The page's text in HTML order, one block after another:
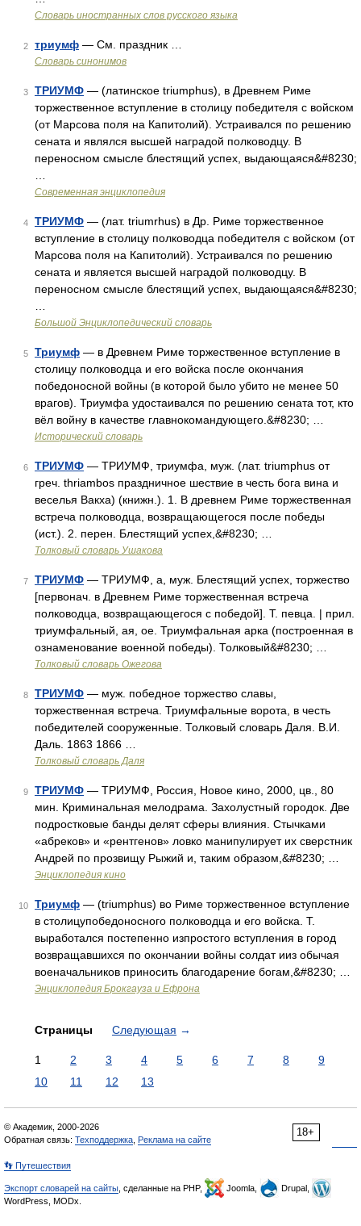
Словарь иностранных слов русского языка
2 триумф — См. праздник …
Словарь синонимов
3 ТРИУМФ — (латинское triumphus), в Древнем Риме
торжественное вступление в столицу победителя с войском
(от Марсова поля на Капитолий). Устраивался по решению
сената и являлся высшей наградой полководцу. В
переносном смысле блестящий успех, выдающаяся&#8230;
Современная энциклопедия
4 ТРИУМФ — (лат. triumrhus) в Др. Риме торжественное
вступление в столицу полководца победителя с войском (от
Марсова поля на Капитолий). Устраивался по решению
сената и является высшей наградой полководцу. В
переносном смысле блестящий успех, выдающаяся&#8230;
Большой Энциклопедический словарь
5 Триумф — в Древнем Риме торжественное вступление в
столицу полководца и его войска после окончания
победоносной войны (в которой было убито не менее 50
врагов). Триумфа удостаивался по решению сената тот, кто
вёл войну в качестве главнокомандующего.&#8230; …
Исторический словарь
6 ТРИУМФ — ТРИУМФ, триумфа, муж. (лат. triumphus от
греч. thriambos праздничное шествие в честь бога вина и
веселья Вакха) (книжн.). 1. В древнем Риме торжественная
встреча полководца, возвращающегося после победы
(ист.). 2. перен. Блестящий успех,&#8230; …
Толковый словарь Ушакова
7 ТРИУМФ — ТРИУМФ, а, муж. Блестящий успех, торжество
[первонач. в Древнем Риме торжественная встреча
полководца, возвращающегося с победой]. Т. певца. | прил.
триумфальный, ая, ое. Триумфальная арка (построенная в
ознаменование военной победы). Толковый&#8230; …
Толковый словарь Ожегова
8 ТРИУМФ — муж. победное торжество славы,
торжественная встреча. Триумфальные ворота, в честь
победителей сооруженные. Толковый словарь Даля. В.И.
Даль. 1863 1866 …
Толковый словарь Даля
9 ТРИУМФ — ТРИУМФ, Россия, Новое кино, 2000, цв., 80
мин. Криминальная мелодрама. Захолустный городок. Две
подростковые банды делят сферы влияния. Стычками
«абреков» и «рентгенов» ловко манипулирует их сверстник
Андрей по прозвищу Рыжий и, таким образом,&#8230; …
Энциклопедия кино
10 Триумф — (triumphus) во Риме торжественное вступление
в столицупобедоносного полководца и его войска. Т.
выработался постепенно изпростого вступления в город
возвращавшихся по окончании войны солдат ииз обычая
военачальников приносить благодарение богам,&#8230; …
Энциклопедия Брокгауза и Ефрона
Страницы Следующая →
1 2 3 4 5 6 7 8
9
10
11 12 13
18+
© Академик, 2000-2026
Обратная связь: Техподдержка Реклама на сайте
👣 Путешествия
Экспорт словарей на сайты , сделанные на PHP, Joomla,
Drupal,
WordPress, MODx.